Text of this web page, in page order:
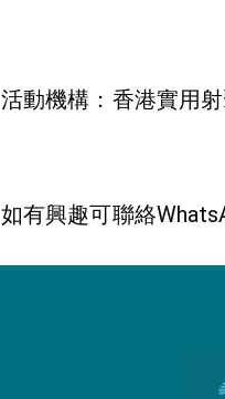
活動機構：香港實用
如有興趣可聯絡